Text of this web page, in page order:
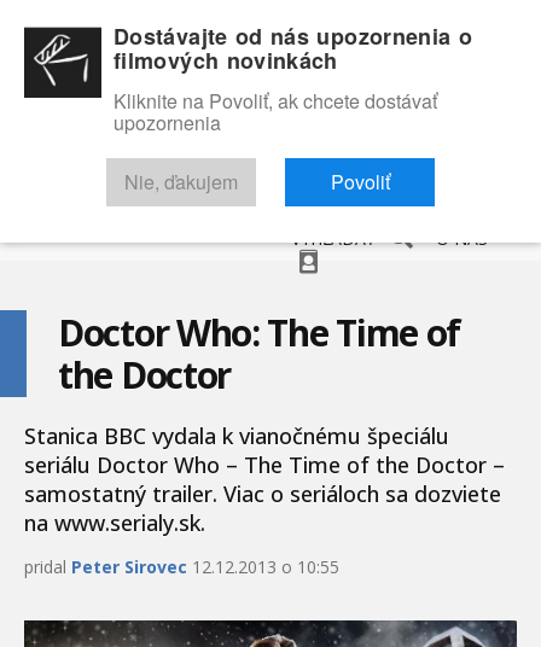
RECENZIE TRAILERY FILMOVÁ DATABÁZA
VYHĽADAŤ O NÁS
Doctor Who: The Time of
the Doctor
Stanica BBC vydala k vianočnému špeciálu
seriálu Doctor Who – The Time of the Doctor –
samostatný trailer. Viac o seriáloch sa dozviete
na www.serialy.sk.
pridal Peter Sirovec 12.12.2013 o 10:55
Dostávajte od nás upozornenia o
filmových novinkách
Kliknite na Povoliť, ak chcete dostávať
upozornenia
Nie, ďakujem Povoliť